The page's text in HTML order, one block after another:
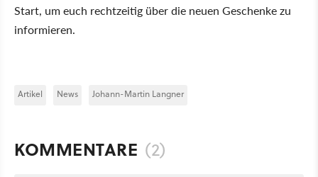
Start, um euch rechtzeitig über die neuen Geschenke zu
informieren.
Artikel News Johann-Martin Langner
KOMMENTARE (2)